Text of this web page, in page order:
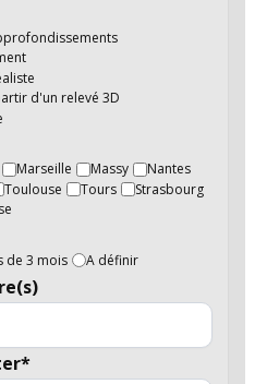
d'un relevé 3D
Marseille Massy
Nantes
Toulouse Tours
Strasbourg
de 3 mois A définir